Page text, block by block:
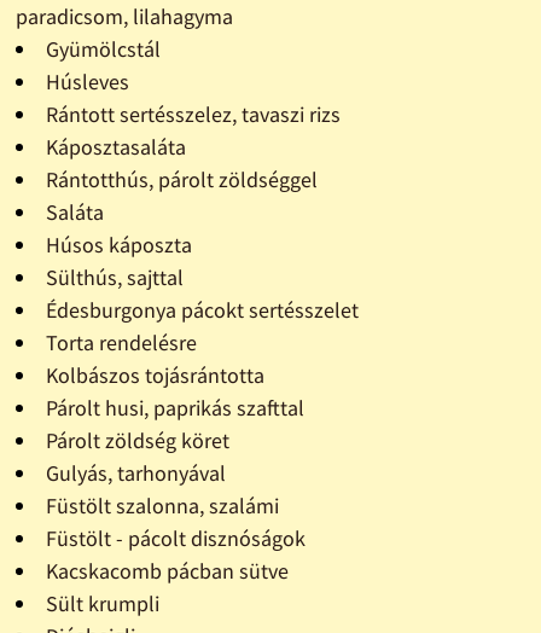
paradicsom, lilahagyma
Gyümölcstál
Húsleves
Rántott sertésszelez, tavaszi rizs
Káposztasaláta
Rántotthús, párolt zöldséggel
Saláta
Húsos káposzta
Sülthús, sajttal
Édesburgonya pácokt sertésszelet
Torta rendelésre
Kolbászos tojásrántotta
Párolt husi, paprikás szafttal
Párolt zöldség köret
Gulyás, tarhonyával
Füstölt szalonna, szalámi
Füstölt - pácolt disznóságok
Kacskacomb pácban sütve
Sült krumpli